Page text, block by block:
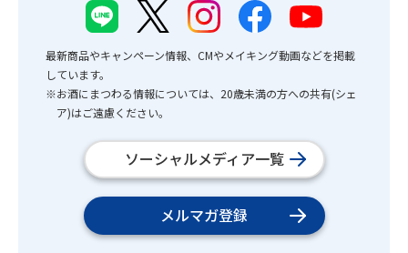
最新商品やキャンペーン情報、CMやメイキング動画などを掲載
しています。
※お酒にまつわる情報については、20歳未満の方への共有(シェ
ア)はご遠慮ください。
ソーシャルメディア一覧
メルマガ登録